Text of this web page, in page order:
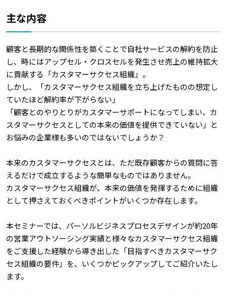
主な内容
顧客と長期的な関係性を築くことで自社サービスの解約を防止
し、時にはアップセル・クロスセルを発生させ売上の維持拡大
に貢献する「カスタマーサクセス組織」。
しかし、「カスタマーサクセス組織を立ち上げたものの想定し
ていたほど解約率が下がらない」
「顧客とのやりとりがカスタマーサポートになってしまい、カ
スタマーサクセスとしての本来の価値を提供できていない」と
お悩みの企業様も多いのではないでしょうか？
本来のカスタマーサクセスとは、ただ既存顧客からの質問に答
えるだけで成立するような簡単なものではありません。
カスタマーサクセス組織が、本来の価値を発揮するために組織
として押さえておくべきポイントがいくつか存在します。
本セミナーでは、パーソルビジネスプロセスデザインが約20年
の営業アウトソーシング実績と様々なカスタマーサクセス組織
をご支援した経験から導き出した「目指すべきカスタマーサク
セス組織の要件」を、いくつかピックアップしてご紹介いたし
ます。